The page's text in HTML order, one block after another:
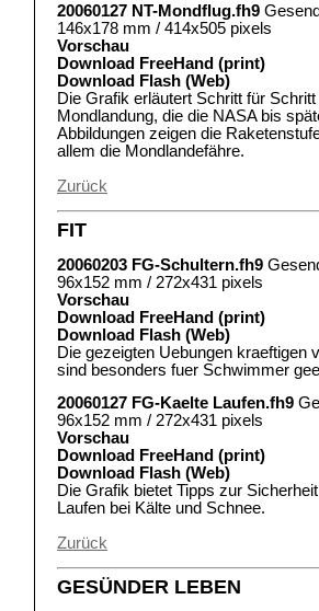
20060127 NT-Mondflug.fh9
146x178 mm / 414x505 pixels
Vorschau
Download FreeHand (print)
Download Flash (Web)
Die Grafik erläutert Schritt für
Mondlandung, die die NASA bis
Abbildungen zeigen die
allem die Mondlandefähre.
Zurück
FIT
20060203 FG-Schultern.fh9
96x152 mm / 272x431 pixels
Vorschau
Download FreeHand (print)
Download Flash (Web)
Die gezeigten Uebungen kraeftigen
sind besonders fuer Schwimmer
20060127 FG-Kaelte Laufen.fh9
96x152 mm / 272x431 pixels
Vorschau
Download FreeHand (print)
Download Flash (Web)
Die Grafik bietet Tipps zur
Laufen bei Kälte und Schnee.
Zurück
GESÜNDER LEBEN